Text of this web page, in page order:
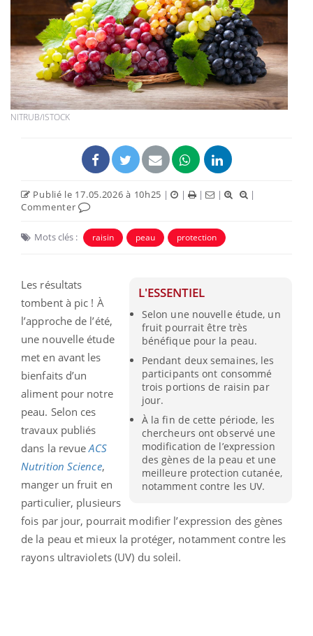
NITRUB/ISTOCK
Publié le 17.05.2026 à 10h25 | | | |
|
Commenter
Mots clés : raisin peau protection
L'ESSENTIEL
Selon une nouvelle étude, un
fruit pourrait être très
bénéfique pour la peau.
Pendant deux semaines, les
participants ont consommé
trois portions de raisin par
jour.
À la fin de cette période, les
chercheurs ont observé une
modification de l’expression
des gènes de la peau et une
meilleure protection cutanée,
notamment contre les UV.
Les résultats
tombent à pic ! À
l’approche de l’été,
une nouvelle étude
met en avant les
bienfaits d’un
aliment pour notre
peau. Selon ces
travaux publiés
dans la revueACS
Nutrition Science,
manger un fruit en
particulier, plusieurs
fois par jour, pourrait modifier l’expression des gènes
de la peau et mieux la protéger, notamment contre les
rayons ultraviolets (UV) du soleil.